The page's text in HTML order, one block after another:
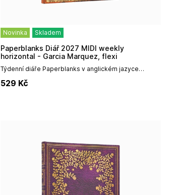
Novinka Skladem
Týdenní diáře Paperblanks v anglickém jazyce
designem, prémiovou vazbou a vysokou odolností,...
Paperblanks Diář 2027 MIDI weekly
horizontal - Garcia Marquez, flexi
529 Kč